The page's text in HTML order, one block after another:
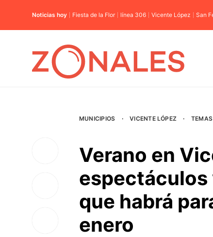
Noticias hoy Fiesta de la Flor línea 306 Vicente López San
MUNICIPIOS · VICENTE LÓPEZ · TEMAS
Verano en
que habrá
enero